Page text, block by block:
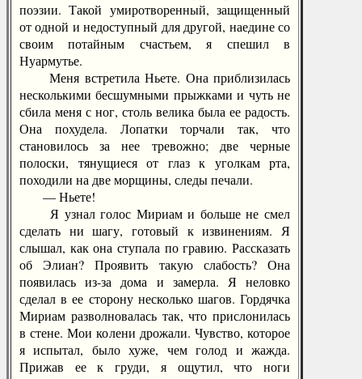
поэзии. Такой умиротворенный, защищенный
от одной и недоступный для другой, наедине со
своим потайным счастьем, я спешил в
Нуармутье.
Меня встретила Ньете. Она приблизилась
несколькими бесшумными прыжками и чуть не
сбила меня с ног, столь велика была ее радость.
Она похудела. Лопатки торчали так, что
становилось за нее тревожно; две черные
полоски, тянущиеся от глаз к уголкам рта,
походили на две морщины, следы печали.
— Ньете!
Я узнал голос Мириам и больше не смел
сделать ни шагу, готовый к извинениям. Я
слышал, как она ступала по гравию. Рассказать
об Элиан? Проявить такую слабость? Она
появилась из-за дома и замерла. Я неловко
сделал в ее сторону несколько шагов. Гордячка
Мириам разволновалась так, что прислонилась
в стене. Мои колени дрожали. Чувство, которое
я испытал, было хуже, чем голод и жажда.
Прижав ее к груди, я ощутил, что ноги